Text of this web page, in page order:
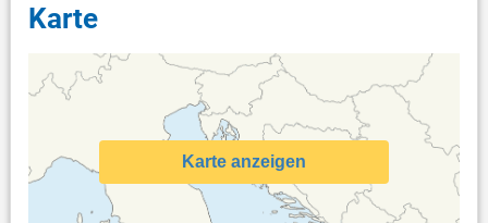
Karte
Karte anzeigen